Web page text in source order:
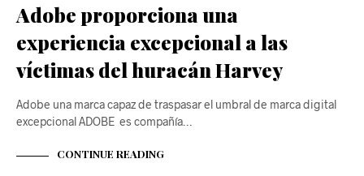
Adobe proporciona una
experiencia excepcional a las
víctimas del huracán Harvey
Adobe una marca capaz de traspasar el umbral de marca digital
excepcional ADOBE es compañía…
CONTINUE READING